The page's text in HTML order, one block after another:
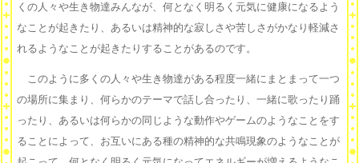
くの人々や生き物達みんなが、何となく明るく元気に健康になるよう
なことが起きたり、あるいは精神的な寂しさや苦しさがかなり軽減さ
れるようなことが起きたりすることがあるのです。
このように多くの人々や生き物達がある程度一緒にまとまって一つ
の場所に集まり、何らかのテーマで話し合ったり、一緒に歌ったり踊
ったり、あるいは何らかの同じような動作やゲームのようなことをす
ることによって、お互いにある種の精神的な共鳴現象のようなことが